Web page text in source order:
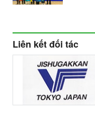
Liên kết đối tác